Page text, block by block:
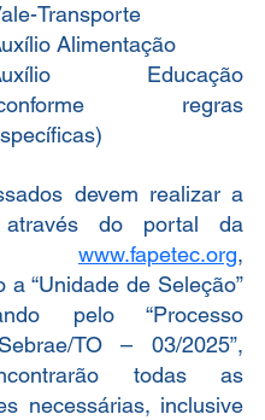
Transporte
Alimentação
Educação
regras
devem realizar a
através do portal da
www.fapetec.org,
a “Unidade de Seleção”
pelo “Processo
TO – 03/2025”,
todas as
necessárias, inclusive